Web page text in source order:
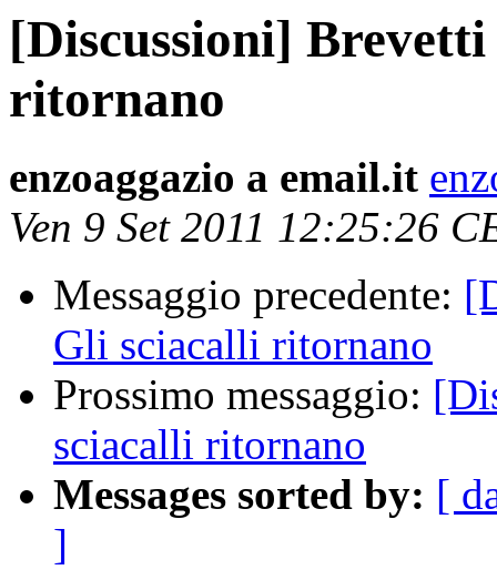
[Discussioni]
ritornano
enzoaggazio a email.it
Ven 9 Set 2011 12:25:26
Messaggio precedente:
Gli sciacalli ritornano
Prossimo messaggio:
sciacalli ritornano
Messages sorted by: [
]